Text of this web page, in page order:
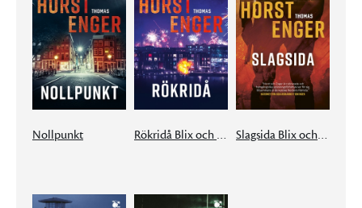
Nollpunkt Rökridå Blix och Ramm # 2 Slagsida Blix och Ramm # 3